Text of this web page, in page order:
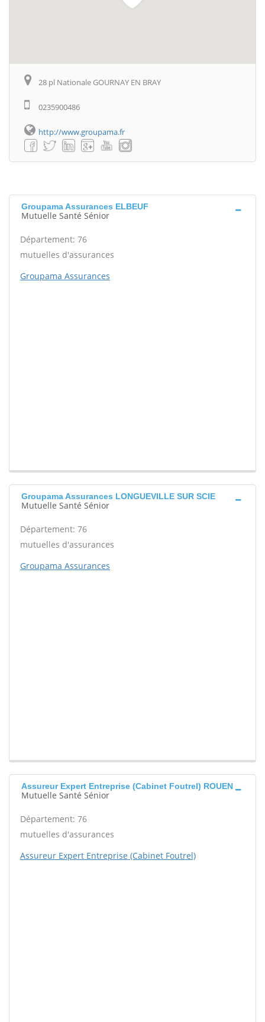
28 pl Nationale GOURNAY EN BRAY
0235900486
http://www.groupama.fr
Groupama Assurances ELBEUF
Mutuelle Santé Sénior
Département: 76
mutuelles d'assurances
Groupama Assurances
Groupama Assurances LONGUEVILLE SUR SCIE
Mutuelle Santé Sénior
Département: 76
mutuelles d'assurances
Groupama Assurances
Assureur Expert Entreprise (Cabinet Foutrel) ROUEN
Mutuelle Santé Sénior
Département: 76
mutuelles d'assurances
Assureur Expert Entreprise (Cabinet Foutrel)